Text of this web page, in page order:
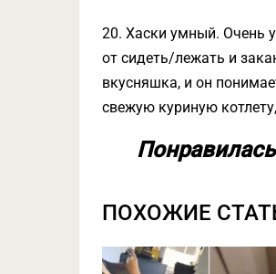
20. Хаски умный. Очень
от сидеть/лежать и
вкусняшка, и он
свежую куриную
ПОХОЖИЕ